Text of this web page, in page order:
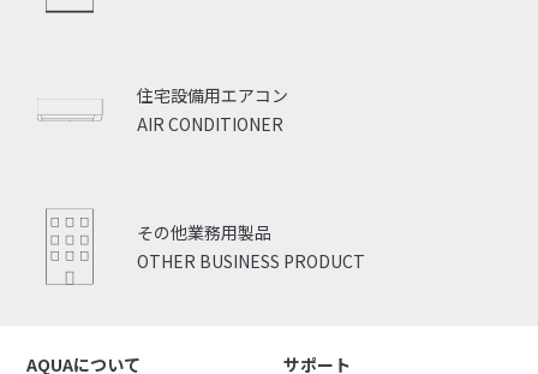
AIR CONDITIONER
住宅設備用エアコン
OTHER BUSINESS PRODUCT
その他業務用製品
AQUAについて サポート